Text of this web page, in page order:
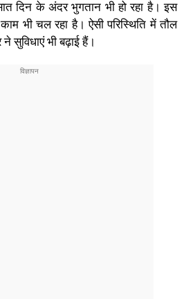
दिन के अंदर भुगतान भी हो रहा है। इस
भी चल रहा है। ऐसी परिस्थिति में तौल
सुविधाएं भी बढ़ाई हैं।